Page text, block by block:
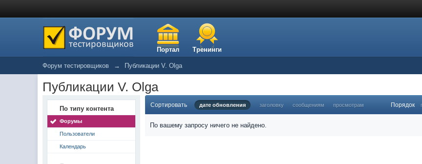
Портал Тренинги
Форум тестировщиков → Публикации V. Olga
Публикации V. Olga
По типу контента
Форумы
Пользователи
Календарь
Сортировать дате обновления заголовку сообщениям просмотрам Порядок
По вашему запросу ничего не найдено.